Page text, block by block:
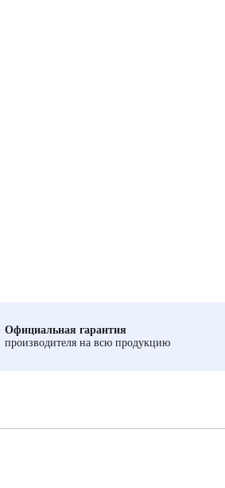
Официальная гарантия
производителя на всю продукцию